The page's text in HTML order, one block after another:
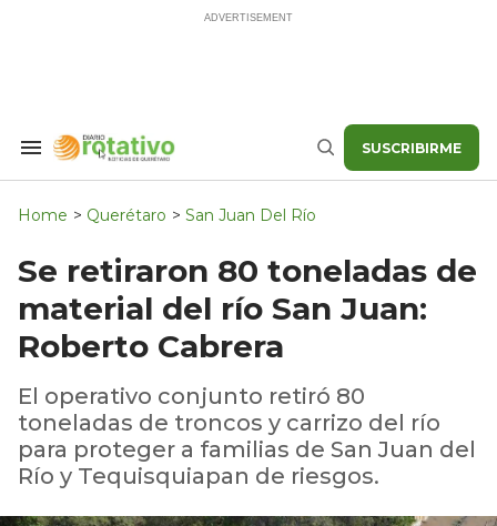
Search
Navigation
Buscar SUSCRIBIRME
Home > Querétaro > San Juan Del Río
Se retiraron 80 toneladas de
material del río San Juan:
Roberto Cabrera
El operativo conjunto retiró 80
toneladas de troncos y carrizo del río
para proteger a familias de San Juan del
Río y Tequisquiapan de riesgos.